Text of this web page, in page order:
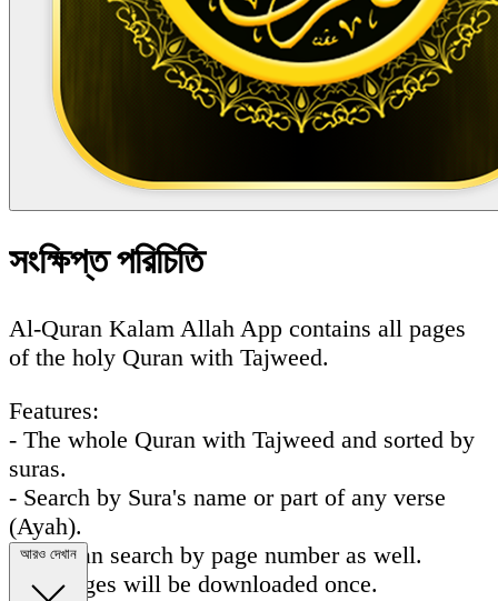
সংক্ষিপ্ত পরিচিতি
Al-Quran Kalam Allah App contains all pages
of the holy Quran with Tajweed.
Features:
- The whole Quran with Tajweed and sorted by
suras.
- Search by Sura's name or part of any verse
(Ayah).
- You can search by page number as well.
- All pages will be downloaded once.